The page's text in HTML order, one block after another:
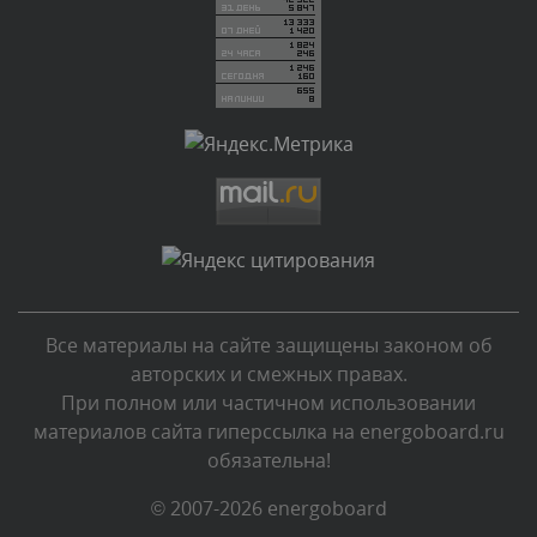
Текст комментария будет виден после проверки
Комментарий проверяется
Текст комментария будет виден после проверки
администратором.
Вчера, в 23:35
Комментарий проверяется
Текст комментария будет виден после проверки
Все материалы на сайте защищены законом об
авторских и смежных правах.
При полном или частичном использовании
материалов сайта гиперссылка на energoboard.ru
обязательна!
© 2007-2026 energoboard